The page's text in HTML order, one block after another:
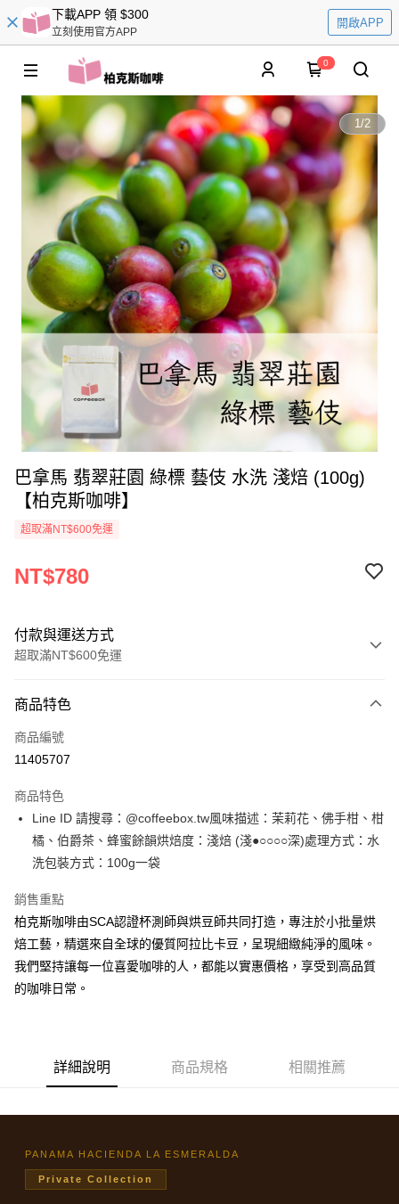
下載APP 領 $300
立刻使用官方APP
開啟APP
0
1/2
巴拿馬 翡翠莊園 綠標 藝伎 水洗 淺焙 (100g)
【柏克斯咖啡】
超取滿NT$600免運
NT$780
付款與運送方式
超取滿NT$600免運
信用卡一次付款
LINE Pay
街口支付
悠遊付
全盈+PAY
AFTEE先享後付
相關說明
【關於「AFTEE先享後付」】
３．安心：先確認商品／服務後，再付款。
１．於結帳方式選擇「AFTEE先享後付」後，將跳轉至「AFTEE先享後付」
２．訂單成立數日內，您將收到繳費通知簡訊。
ATM／網路銀行／等多元方式進行付款，方視為交易完成。
付款後全家取貨
每筆NT$60，滿NT$600(含以上)免運費
宅配
商品特色
商品編號
11405707
商品特色
Line ID 請搜尋：@coffeebox.tw風味描述：茉莉花、佛手柑、柑
橘、伯爵茶、蜂蜜餘韻烘焙度：淺焙 (淺●○○○○深)處理方式：水
洗包裝方式：100g一袋
銷售重點
柏克斯咖啡由SCA認證杯測師與烘豆師共同打造，專注於小批量烘
焙工藝，精選來自全球的優質阿拉比卡豆，呈現細緻純淨的風味。
我們堅持讓每一位喜愛咖啡的人，都能以實惠價格，享受到高品質
的咖啡日常。
詳細說明 商品規格 相關推薦
PANAMA HACIENDA LA ESMERALDA
Private Collection